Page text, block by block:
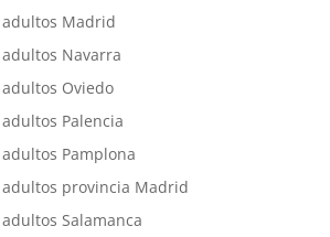
Madrid
Navarra
Oviedo
Palencia
Pamplona
provincia Madrid
Salamanca